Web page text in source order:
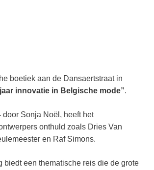
boetiek aan de Dansaertstraat in
innovatie in Belgische mode”.
door Sonja Noël, heeft het
onthuld zoals Dries Van
en Raf Simons.
biedt een thematische reis die de grote